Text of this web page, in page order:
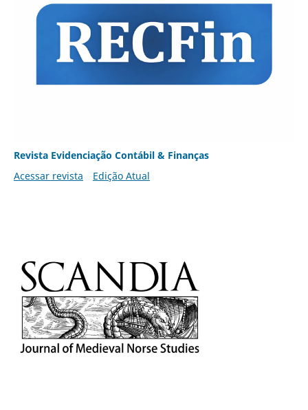
Revista Evidenciação Contábil & Finanças
Acessar revista
Edição Atual